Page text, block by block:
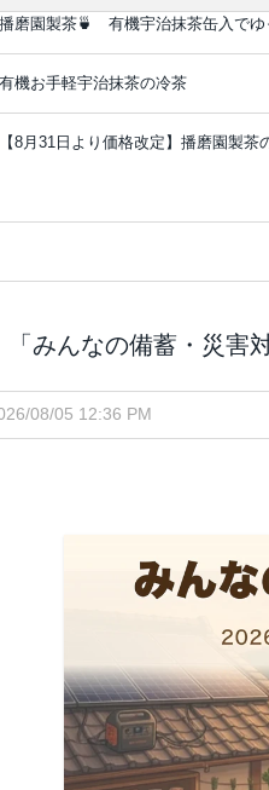
播磨園製茶🍵 有機宇治抹茶缶入でゆ
有機お手軽宇治抹茶の冷茶
【8月31日より価格改定】播磨園製
「みんなの備蓄・災害
08/05 12:36 PM